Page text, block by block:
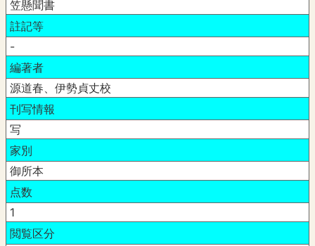
笠懸聞書
註記等
-
編著者
源道春、伊勢貞丈校
刊写情報
写
家別
御所本
点数
1
閲覧区分